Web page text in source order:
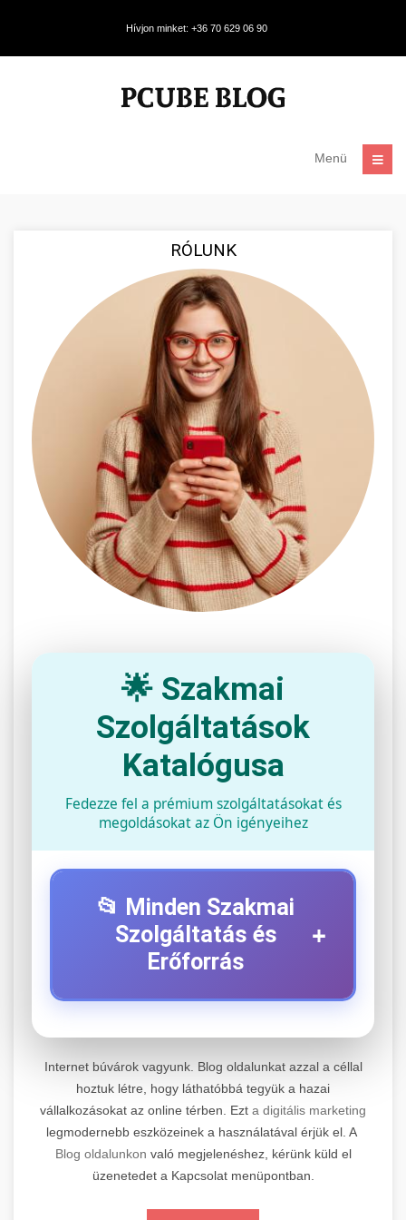
Hívjon minket: +36 70 629 06 90
Menü
RÓLUNK
🌟 Szakmai
Szolgáltatások
Katalógusa
Fedezze fel a prémium szolgáltatásokat és
megoldásokat az Ön igényeihez
📂 Minden Szakmai
Szolgáltatás és
Erőforrás
+
+
Professzionális elektromos roller javítási és
karbantartási szolgáltatások. Szakértő
technikusaink minőségi szervízt nyújtanak
minden jelentős márkához és modellhez.
Szervizközpont Látogatása
📊 2. Online Marketing
Ügynökség
+
Átfogó online marketing szolgáltatások,
beleértve a SEO-t, közösségi média kezelést és
Internet búvárok vagyunk. Blog oldalunkat azzal a céllal
hoztuk létre, hogy láthatóbbá tegyük a hazai
vállalkozásokat az online térben. Ezt a digitális marketing
legmodernebb eszközeinek a használatával érjük el. A
Blog oldalunkon való megjelenéshez, kérünk küld el
üzenetedet a Kapcsolat menüpontban.